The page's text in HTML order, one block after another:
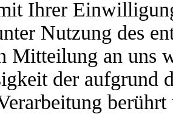
Ihrer
Nutzung des
Mitteilung an uns
der